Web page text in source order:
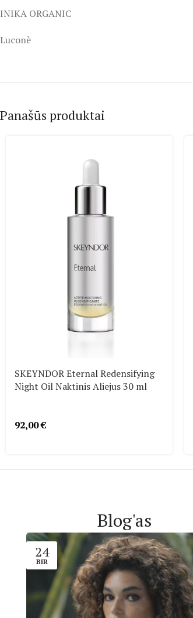
INIKA ORGANIC
Luconè
Panašūs produktai
SKEYNDOR Eternal Redensifying
Night Oil Naktinis Aliejus 30 ml
92,00€
Blog'as
24
BIR